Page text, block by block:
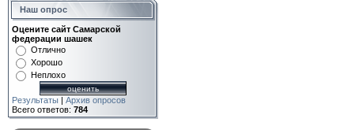
Наш опрос
Оцените сайт Самарской
федерации шашек
Отлично
Хорошо
Неплохо
Результаты | Архив опросов
Всего ответов: 784